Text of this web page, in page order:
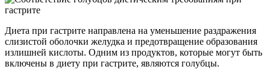
Диета при гастрите направлена на уменьшение раздражения
слизистой оболочки желудка и предотвращение образования
излишней кислоты. Одним из продуктов, которые могут быть
включены в диету при гастрите, являются голубцы.